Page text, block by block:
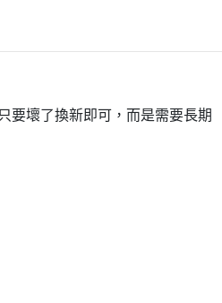
要壞了換新即可，而是需要長期